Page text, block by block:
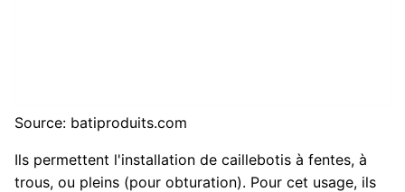
Source: batiproduits.com
Ils permettent l'installation de caillebotis à fentes, à
trous, ou pleins (pour obturation). Pour cet usage, ils